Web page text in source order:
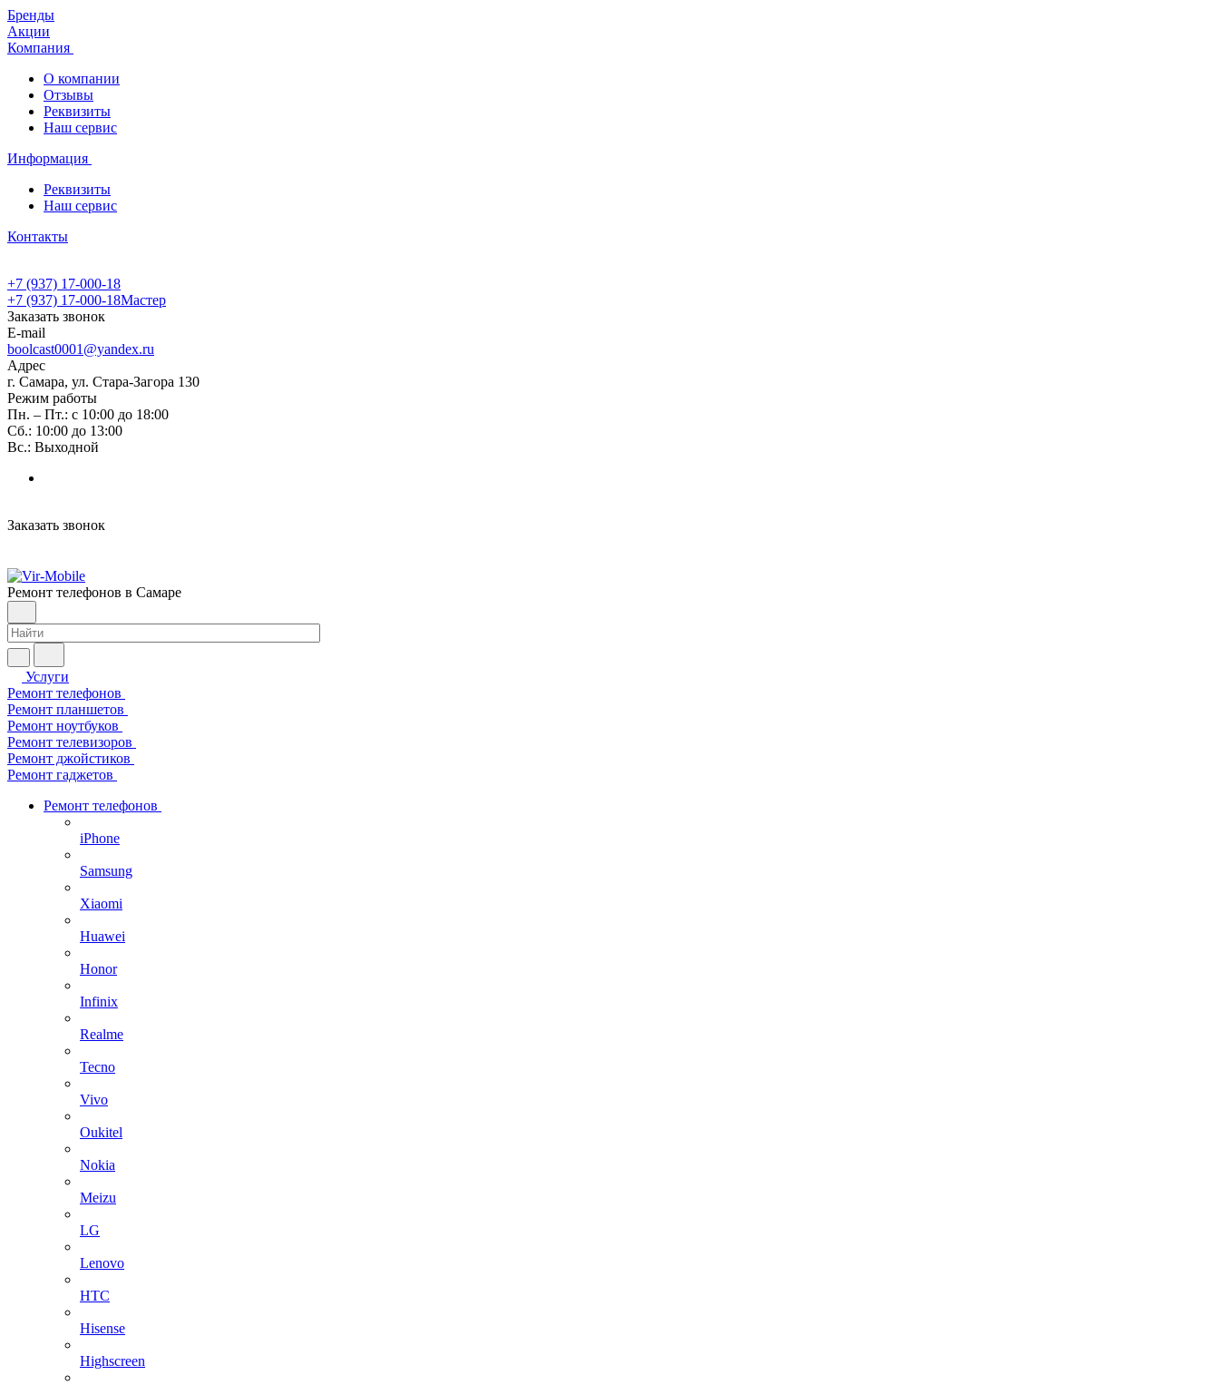
Бренды
Акции
Компания
О компании
Отзывы
Реквизиты
Наш сервис
Информация
Реквизиты
Наш сервис
Контакты
+7 (937) 17-000-18
+7 (937) 17-000-18Мастер
Заказать звонок
E-mail
boolcast0001@yandex.ru
Адрес
г. Самара, ул. Стара-Загора 130
Режим работы
Пн. – Пт.: с 10:00 до 18:00
Сб.: 10:00 до 13:00
Вс.: Выходной
Заказать звонок
Ремонт телефонов в Самаре
Услуги
Ремонт телефонов
Ремонт планшетов
Ремонт ноутбуков
Ремонт телевизоров
Ремонт джойстиков
Ремонт гаджетов
Ремонт телефонов
iPhone
Samsung
Xiaomi
Huawei
Honor
Infinix
Realme
Tecno
Vivo
Oukitel
Nokia
Meizu
LG
Lenovo
HTC
Hisense
Highscreen